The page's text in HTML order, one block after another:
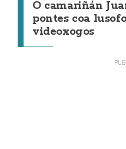
O camariñán
pontes coa
videoxogos